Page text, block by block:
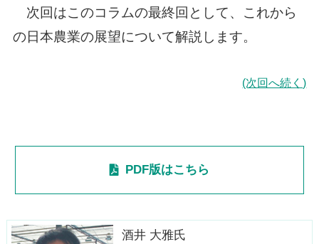
次回はこのコラムの最終回として、これから
の日本農業の展望について解説します。
(次回へ続く)
PDF版はこちら
酒井 大雅氏